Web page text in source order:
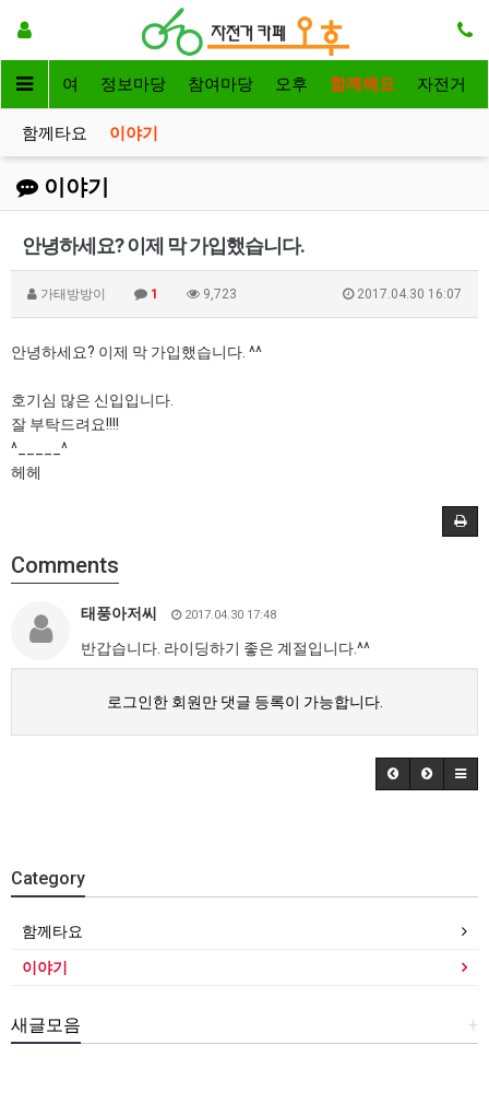
전거대여 정보마당 참여마당 오후 함께해요 자전거
함께타요 이야기
이야기
안녕하세요? 이제 막 가입했습니다.
가태방방이 1 9,723 2017.04.30 16:07
안녕하세요? 이제 막 가입했습니다. ^^
호기심 많은 신입입니다.
잘 부탁드려요!!!!
^_____^
헤헤
Comments
태풍아저씨 2017.04.30 17:48
반갑습니다. 라이딩하기 좋은 계절입니다.^^
로그인한 회원만 댓글 등록이 가능합니다.
Category
함께타요
이야기
+
새글모음